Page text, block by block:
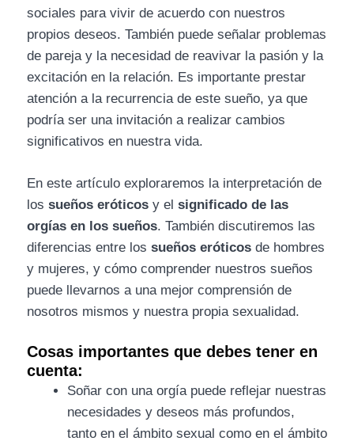
sociales para vivir de acuerdo con nuestros
propios deseos. También puede señalar problemas
de pareja y la necesidad de reavivar la pasión y la
excitación en la relación. Es importante prestar
atención a la recurrencia de este sueño, ya que
podría ser una invitación a realizar cambios
significativos en nuestra vida.
En este artículo exploraremos la interpretación de
los sueños eróticos y el significado de las
orgías en los sueños. También discutiremos las
diferencias entre los sueños eróticos de hombres
y mujeres, y cómo comprender nuestros sueños
puede llevarnos a una mejor comprensión de
nosotros mismos y nuestra propia sexualidad.
Cosas importantes que debes tener en
cuenta:
Soñar con una orgía puede reflejar nuestras
necesidades y deseos más profundos,
tanto en el ámbito sexual como en el ámbito